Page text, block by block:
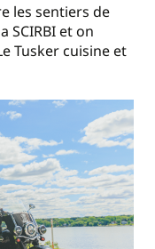
les sentiers de
SCIRBI et on
Tusker cuisine et